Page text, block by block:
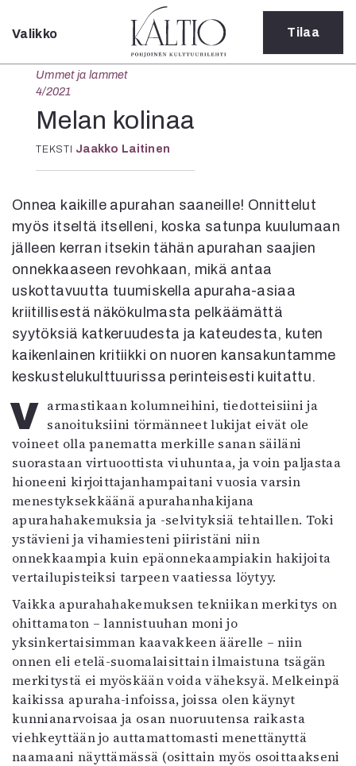
Sulje
Verkkoartikkeli
Teatteri
Tanssi
Tanssi
Sámegillii
Pääkirjoitus
Paperilehdestä
Oulu2026
Näyttelyt
Musiikki
Levyt
Kuvataide
Kirjat
In English
Esitystaide
Arkisto
Lehdet
4/2026
2–3/2026
1/2026
6/2025
5/2025 saame
5/2025
Lehtiarkisto
Info
Tilaus ja irtonumerot
Yhteistyössä
Toimitus
Mediatiedot
Kaltio ry
Valikko Tilaa
Ummet ja lammet
4/2021
Melan kolinaa
TEKSTI Jaakko Laitinen
Onnea kaikille apurahan saaneille! Onnittelut
myös itseltä itselleni, koska satunpa kuulumaan
jälleen kerran itsekin tähän apurahan saajien
onnekkaaseen revohkaan, mikä antaa
uskottavuutta tuumiskella apuraha-asiaa
kriitillisestä näkökulmasta pelkäämättä
syytöksiä katkeruudesta ja kateudesta, kuten
kaikenlainen kritiikki on nuoren kansakuntamme
keskustelukulttuurissa perinteisesti kuitattu.
Varmastikaan kolumneihini, tiedotteisiini ja sanoituksiini törmänneet lukijat eivät ole
voineet olla panematta merkille sanan säiläni
suorastaan virtuoottista viuhuntaa, ja voin paljastaa
hioneeni kirjoittajanhampaitani vuosia varsin
menestyksekkäänä apurahanhakijana
apurahahakemuksia ja -selvityksiä tehtaillen. Toki
ystävieni ja vihamiesteni piiristäni niin
onnekkaampia kuin epäonnekaampiakin hakijoita
vertailupisteiksi tarpeen vaatiessa löytyy.
Vaikka apurahahakemuksen tekniikan merkitys on
ohittamaton – lannistuuhan moni jo
yksinkertaisimman kaavakkeen äärelle – niin
onnen eli etelä-suomalaisittain ilmaistuna tsägän
merkitystä ei myöskään voida väheksyä. Melkeinpä
kaikissa apuraha-infoissa, joissa olen käynyt
kunnianarvoisaa ja osan nuoruutensa raikasta
viehkeyttään jo auttamattomasti menettänyttä
naamaani näyttämässä (osittain myös osoittaakseni